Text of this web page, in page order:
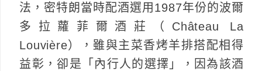
法，密特朗當時配酒選用1987年份的波爾
多拉蘿菲爾酒莊（Château La
Louvière），雖與主菜香烤羊排搭配相得
益彰，卻是「內行人的選擇」，因為該酒